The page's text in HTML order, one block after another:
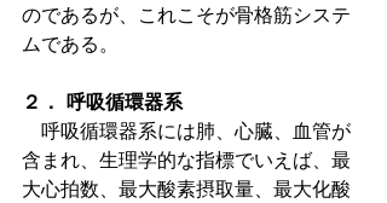
のであるが、これこそが骨格筋システ
ムである。
２． 呼吸循環器系
呼吸循環器系には肺、心臓、血管が
含まれ、生理学的な指標でいえば、最
大心拍数、最大酸素摂取量、最大化酸